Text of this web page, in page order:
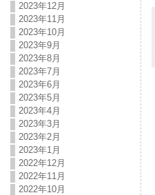
2023年12月
2023年11月
2023年10月
2023年9月
2023年8月
2023年7月
2023年6月
2023年5月
2023年4月
2023年3月
2023年2月
2023年1月
2022年12月
2022年11月
2022年10月